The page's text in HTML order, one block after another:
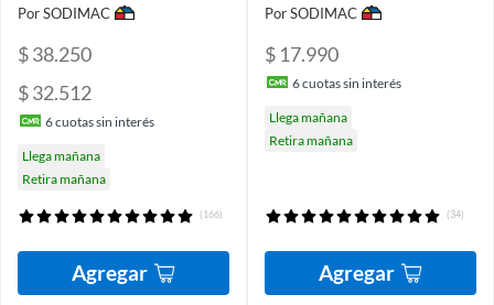
Por SODIMAC
$ 38.250
$ 32.512
6cuotas sin interés
Llega mañana
Retira mañana
(166)
Agregar
Por SODIMAC
$ 17.990
6cuotas sin interés
Llega mañana
Retira mañana
(34)
Agregar